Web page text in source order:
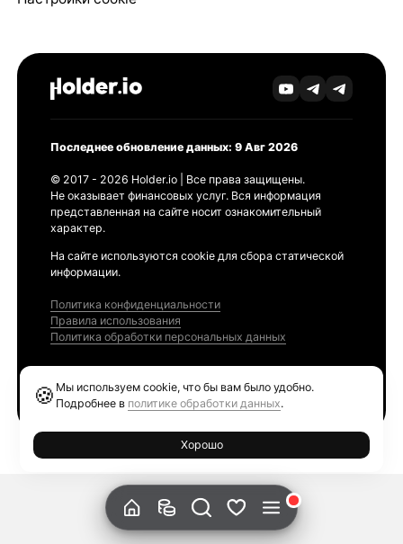
Последнее обновление данных: 9 Авг 2026
© 2017 - 2026 Holder.io | Все права защищены.
Не оказывает финансовых услуг. Вся информация
представленная на сайте носит ознакомительный
характер.
На сайте используются cookie для сбора статической
информации.
Политика конфиденциальности
Правила использования
Политика обработки персональных данных
🍪 Мы используем cookie, что бы вам было удобно.
Подробнее в политике обработки данных.
Хорошо
Ethereum GAS Tracker